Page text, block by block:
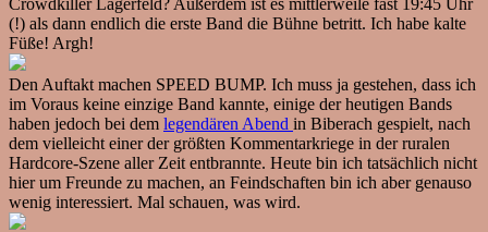
(!) als dann endlich die erste Band die Bühne betritt. Ich habe kalte
Füße! Argh!
Den Auftakt machen SPEED BUMP. Ich muss ja gestehen, dass ich
im Voraus keine einzige Band kannte, einige der heutigen Bands
haben jedoch bei dem legendären Abend in Biberach gespielt, nach
dem vielleicht einer der größten Kommentarkriege in der ruralen
Hardcore-Szene aller Zeit entbrannte. Heute bin ich tatsächlich nicht
hier um Freunde zu machen, an Feindschaften bin ich aber genauso
wenig interessiert. Mal schauen, was wird.